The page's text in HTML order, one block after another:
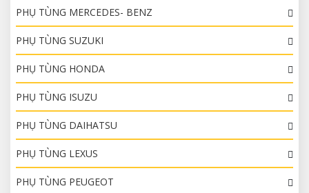
PHỤ TÙNG MERCEDES- BENZ
PHỤ TÙNG SUZUKI
PHỤ TÙNG HONDA
PHỤ TÙNG ISUZU
PHỤ TÙNG DAIHATSU
PHỤ TÙNG LEXUS
PHỤ TÙNG PEUGEOT